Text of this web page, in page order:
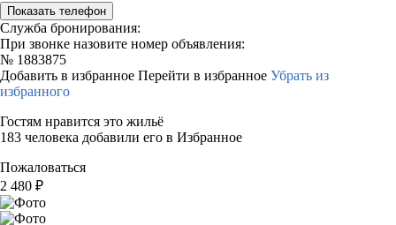
Показать телефон
Служба бронирования:
При звонке назовите номер объявления:
№ 1883875
Добавить в избранное Перейти в избранное Убрать из
избранного
Гостям нравится это жильё
183 человека добавили его в Избранное
Пожаловаться
2 480 ₽